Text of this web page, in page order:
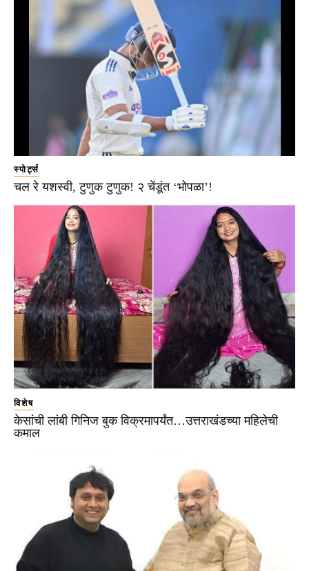
स्पोर्ट्स
चल रे यशस्वी, टुणुक टुणुक! २ चेंडूंत ‘भोपळा’!
विशेष
केसांची लांबी गिनिज बुक विक्रमापर्यंत…उत्तराखंडच्या महिलेची
कमाल